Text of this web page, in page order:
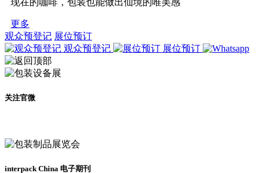
现在的咖啡，包装也能做出仙境的唯美感
更多
观众预登记 展位预订
观众预登记
展位预订
关注官微
interpack China 电子期刊